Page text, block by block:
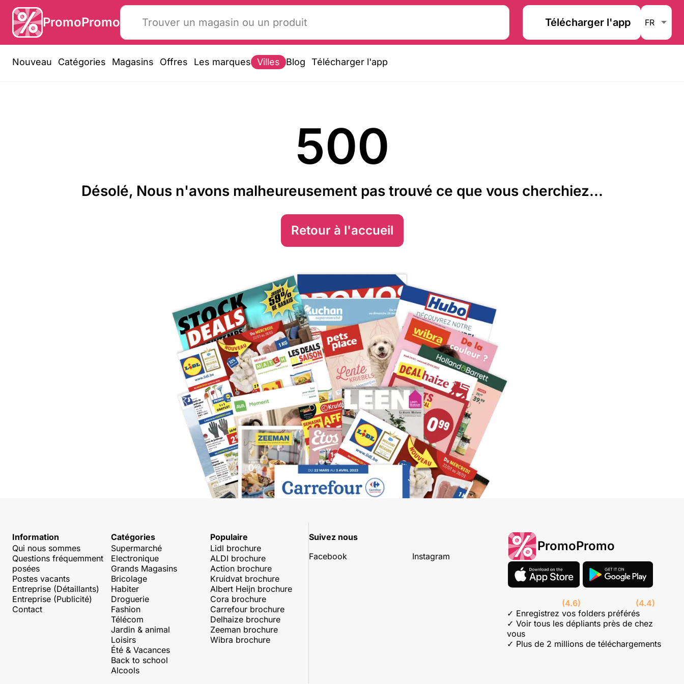
PromoPromo Télécharger l'app
Nouveau Catégories Magasins Offres Les marques Villes Blog Télécharger l'app
500
Désolé, Nous n'avons malheureusement pas trouvé ce que vous cherchiez...
Retour à l'accueil
Information
Qui nous sommes
Questions fréquemment
posées
Postes vacants
Entreprise (Détaillants)
Entreprise (Publicité)
Contact
Catégories
Supermarché
Electronique
Grands Magasins
Bricolage
Habiter
Droguerie
Fashion
Télécom
Jardin & animal
Loisirs
Été & Vacances
Back to school
Alcools
Populaire
Lidl brochure
ALDI brochure
Action brochure
Kruidvat brochure
Albert Heijn brochure
Cora brochure
Carrefour brochure
Delhaize brochure
Zeeman brochure
Wibra brochure
Suivez nous
Facebook
Instagram
PromoPromo
(4.6)
(4.4)
✓ Enregistrez vos folders préférés
✓ Voir tous les dépliants près de chez
vous
✓ Plus de 2 millions de téléchargements